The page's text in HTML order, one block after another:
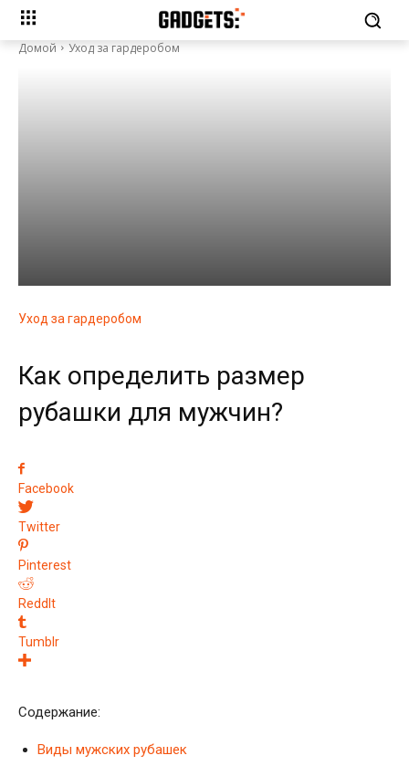
Домой Уход за гардеробом
Уход за гардеробом
Как определить размер
рубашки для мужчин?
Facebook
Twitter
Pinterest
ReddIt
Tumblr
Содержание:
Виды мужских рубашек